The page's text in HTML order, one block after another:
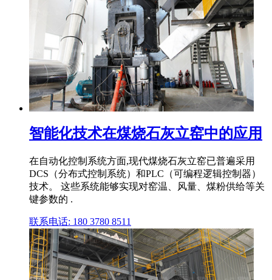
智能化技术在煤烧石灰立窑中的应用
在自动化控制系统方面,现代煤烧石灰立窑已普遍采用
DCS（分布式控制系统）和PLC（可编程逻辑控制器）
技术。 这些系统能够实现对窑温、风量、煤粉供给等关
键参数的 .
联系电话: 180 3780 8511